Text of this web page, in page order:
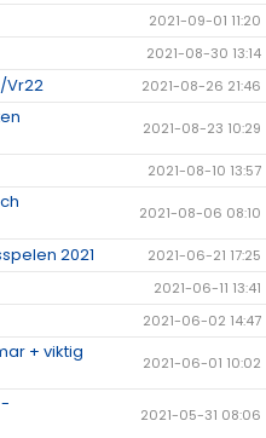
2021-09-01 11:20
2021-08-30 13:14
Vr22 2021-08-26 21:46
2021-08-23 10:29
2021-08-10 13:57
2021-08-06 08:10
2021 2021-06-21 17:25
2021-06-11 13:41
2021-06-02 14:47
+ viktig
2021-06-01 10:02
2021-05-31 08:06